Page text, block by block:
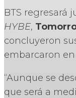
BTS regresará
HYBE,
concluyeron
embarcaron
“Aunque se
que será a